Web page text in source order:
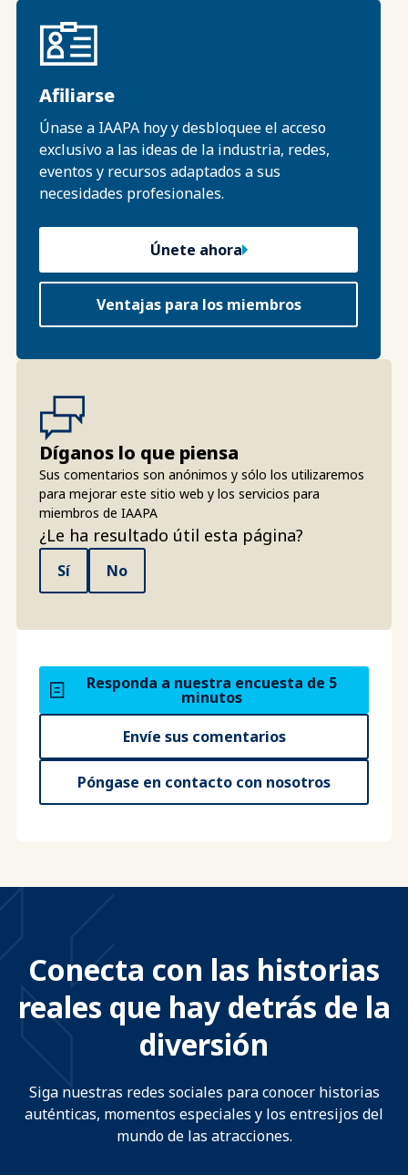
Afiliarse
Únase a IAAPA hoy y desbloquee el acceso
exclusivo a las ideas de la industria, redes,
eventos y recursos adaptados a sus
necesidades profesionales.
Únete ahora
Ventajas para los miembros
Díganos lo que piensa
Sus comentarios son anónimos y sólo los utilizaremos
para mejorar este sitio web y los servicios para
miembros de IAAPA
¿Le ha resultado útil esta página?
Sí No
Responda a nuestra encuesta de 5
minutos
Envíe sus comentarios
Póngase en contacto con nosotros
Conecta con las historias
reales que hay detrás de la
diversión
Siga nuestras redes sociales para conocer historias
auténticas, momentos especiales y los entresijos del
mundo de las atracciones.